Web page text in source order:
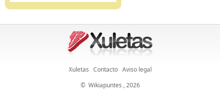
Xuletas Contacto Aviso legal
© Wikiapuntes , 2026